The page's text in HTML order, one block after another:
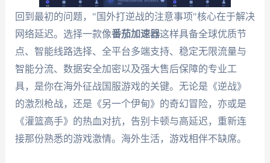
回到最初的问题，"国外打逆战的注意事项"核心在于解决
网络延迟。选择一款像番茄加速器这样具备全球优质节
点、智能线路选择、全平台多端支持、稳定无限流量与
智能分流、数据安全加密以及强大售后保障的专业工
具，是你在海外征战国服游戏的关键。无论是《逆战》
的激烈枪战，还是《另一个伊甸》的奇幻冒险，亦或是
《灌篮高手》的热血对抗，告别卡顿与高延迟，重新连
接那份熟悉的游戏激情。海外生活，游戏相伴不缺席。